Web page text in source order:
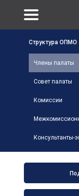
Структура ОПМО
Члены палаты
Совет палаты
Комиссии
Консультанты-